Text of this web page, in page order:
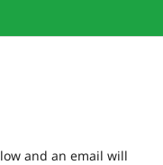
and an email will